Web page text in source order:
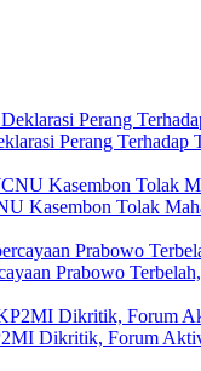
Perang Terhadap
Kasembon Tolak
Prabowo
Dikritik, Forum